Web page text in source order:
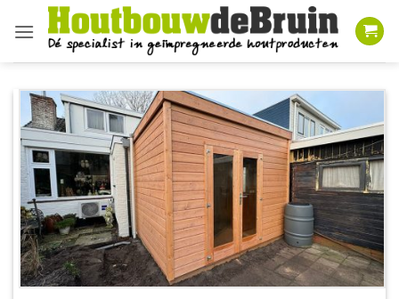
naar